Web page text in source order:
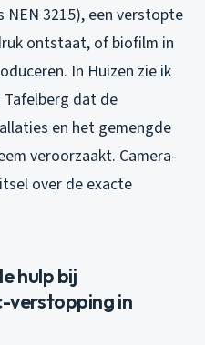
NEN 3215), een verstopte
ontstaat, of biofilm in
In Huizen zie ik
Tafelberg dat de
en het gemengde
veroorzaakt. Camera-
over de exacte
hulp bij
verstopping in